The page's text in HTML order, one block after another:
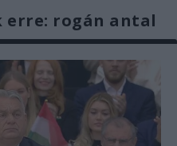
erre: rogán antal